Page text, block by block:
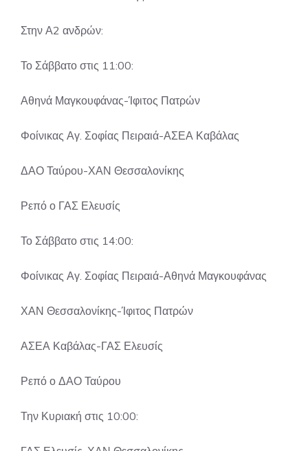
Στην Α2 ανδρών:
Το Σάββατο στις 11:00:
Αθηνά Μαγκουφάνας-Ίφιτος Πατρών
Φοίνικας Αγ. Σοφίας Πειραιά-ΑΣΕΑ Καβάλας
ΔΑΟ Ταύρου-ΧΑΝ Θεσσαλονίκης
Ρεπό ο ΓΑΣ Ελευσίς
Το Σάββατο στις 14:00:
Φοίνικας Αγ. Σοφίας Πειραιά-Αθηνά Μαγκουφάνας
ΧΑΝ Θεσσαλονίκης-Ίφιτος Πατρών
ΑΣΕΑ Καβάλας-ΓΑΣ Ελευσίς
Ρεπό ο ΔΑΟ Ταύρου
Την Κυριακή στις 10:00: